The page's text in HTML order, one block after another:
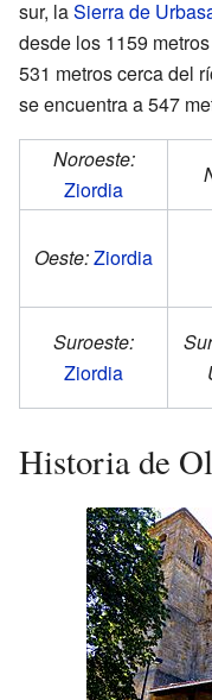
sur, laSierra de
desde los 1159
531 metros cerca del
se encuentra a 547
Noroeste:
Ziordia
Oeste:Ziordia
Suroeste:
Ziordia
Historia de